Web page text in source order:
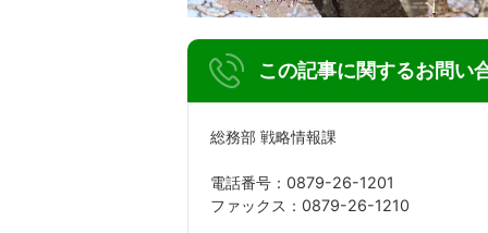
この記事に関するお問い
総務部 戦略情報課
電話番号：0879-26-1201
ファックス：0879-26-1210